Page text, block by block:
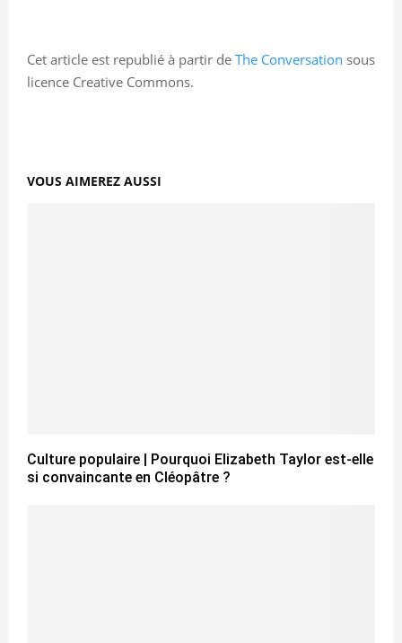
Cet article est republié à partir de The Conversation sous
licence Creative Commons.
VOUS AIMEREZ AUSSI
Culture populaire | Pourquoi Elizabeth Taylor est-elle
si convaincante en Cléopâtre ?